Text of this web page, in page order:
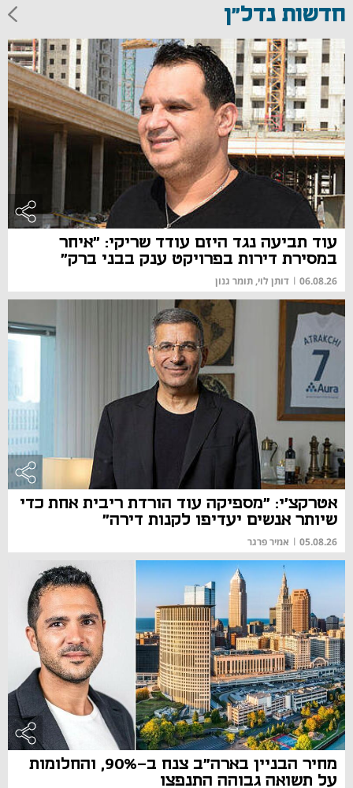
חדשות נדל"ן
עוד תביעה נגד היזם עודד שריקי: "איחר
במסירת דירות בפרויקט ענק בבני ברק"
06.08.26
| דותן לוי, תומר גנון
אטרקצ'י: "מספיקה עוד הורדת ריבית אחת כדי
שיותר אנשים יעדיפו לקנות דירה"
05.08.26
| אמיר פרגר
מחיר הבניין בארה"ב צנח ב-90%, והחלומות
על תשואה גבוהה התנפצו